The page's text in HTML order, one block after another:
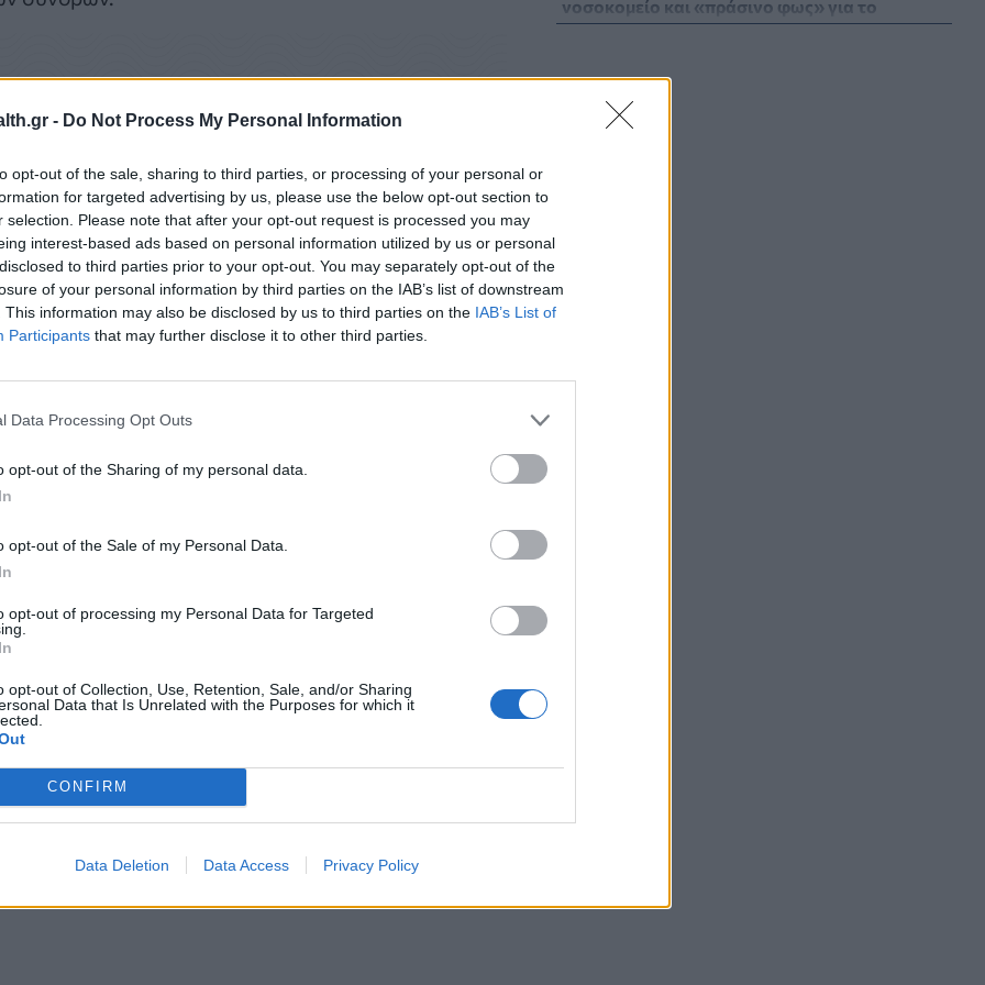
- Do Not Process My Personal Information
opt-out of the sale, sharing to third parties, or processing of your personal or
for targeted advertising by us, please use the below opt-out section to
selection. Please note that after your opt-out request is processed you may
interest-based ads based on personal information utilized by us or personal
to third parties prior to your opt-out. You may separately opt-out of the
of your personal information by third parties on the IAB’s list of downstream
This information may also be disclosed by us to third parties on the IAB’s List of
Participants that may further disclose it to other third parties.
Data Processing Opt Outs
opt-out of the Sharing of my personal data.
opt-out of the Sale of my Personal Data.
opt-out of processing my Personal Data for Targeted
opt-out of Collection, Use, Retention, Sale, and/or Sharing
Data that Is Unrelated with the Purposes for which it
CONFIRM
Data Deletion Data Access Privacy Policy
Α.Ε.,μεταφέρθηκε σε νέα μεγαλύτερα γραφεία
θα αποτελέσει το hub των δραστηριοτήτων
Ευρώπης και θα εξυπηρετήσει στρατηγικά την
των προϊόντων της.
στην ανοδική πορεία της Εταιρείας και
την επόμενη ημέρα της
».
νοσοκομείο και «πράσινο φως» για το
ακτινοθεραπευτικό κέντρο
Σε κόκκινο συναγερμό για φωτιές Κρήτη,
Βόρειο Αιγαίο και Αττική το Σάββατο 8
ΨΥΧΙΚΉ ΥΓΕΊΑ
βιοασφάλειας από το ΥΠΑΑΤ
ΔΙΑΤΡΟΦΉ
Ο ΙΣΑ συνιστά τη λήψη σχολαστικών μέτρων